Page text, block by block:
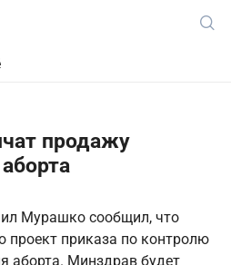
продажу
Мурашко сообщил, что
проект приказа по контролю
аборта. Минздрав будет